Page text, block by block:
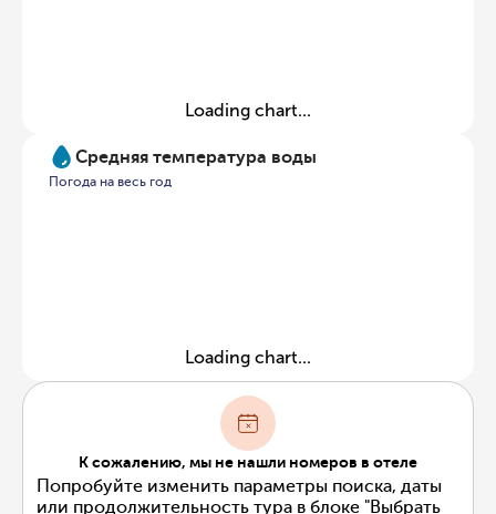
Loading chart...
Средняя температура воды
Погода на весь год
Loading chart...
К сожалению, мы не нашли номеров в отеле
Попробуйте изменить параметры поиска, даты
или продолжительность тура в блоке "Выбрать